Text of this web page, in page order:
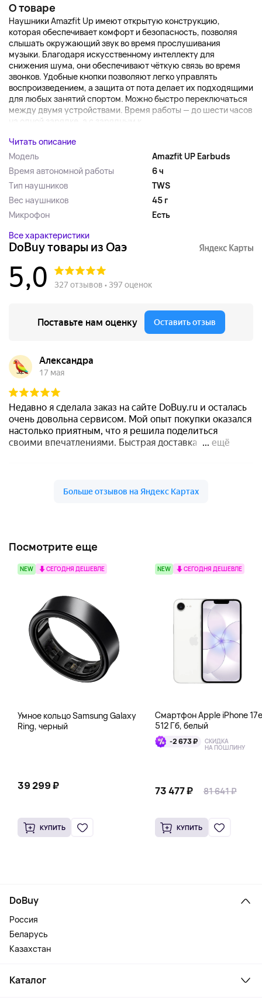
О товаре
Наушники Amazfit Up имеют открытую конструкцию,
которая обеспечивает комфорт и безопасность, позволяя
слышать окружающий звук во время прослушивания
музыки. Благодаря искусственному интеллекту для
снижения шума, они обеспечивают чёткую связь во время
звонков. Удобные кнопки позволяют легко управлять
воспроизведением, а защита от пота делает их подходящими
для любых занятий спортом. Можно быстро переключаться
между двумя устройствами. Время работы — до шести часов
на одной зарядке, а с зарядным к...
Читать описание
Модель
Amazfit UP Earbuds
Время автономной работы
6 ч
Тип наушников
TWS
Вес наушников
45 г
Микрофон
Есть
Все характеристики
Посмотрите еще
NEW СЕГОДНЯ ДЕШЕВЛЕ
Умное кольцо Samsung Galaxy
Ring, черный
39 299 ₽
КУПИТЬ
NEW СЕГОДНЯ ДЕШЕВЛЕ
Смартфон Apple iPhone 17e
512 Гб, белый
-2 673 ₽ СКИДКА
НА ПОШЛИНУ
73 477 ₽ 81 641 ₽
КУПИТЬ
DoBuy
Россия
Беларусь
Казахстан
Каталог